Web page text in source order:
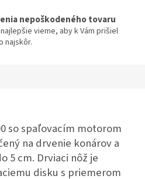
nepoškodeného tovaru
vieme, aby k Vám prišiel
najskôr.
so spaľovacím motorom
na drvenie konárov a
5 cm. Drviaci nôž je
disku s priemerom